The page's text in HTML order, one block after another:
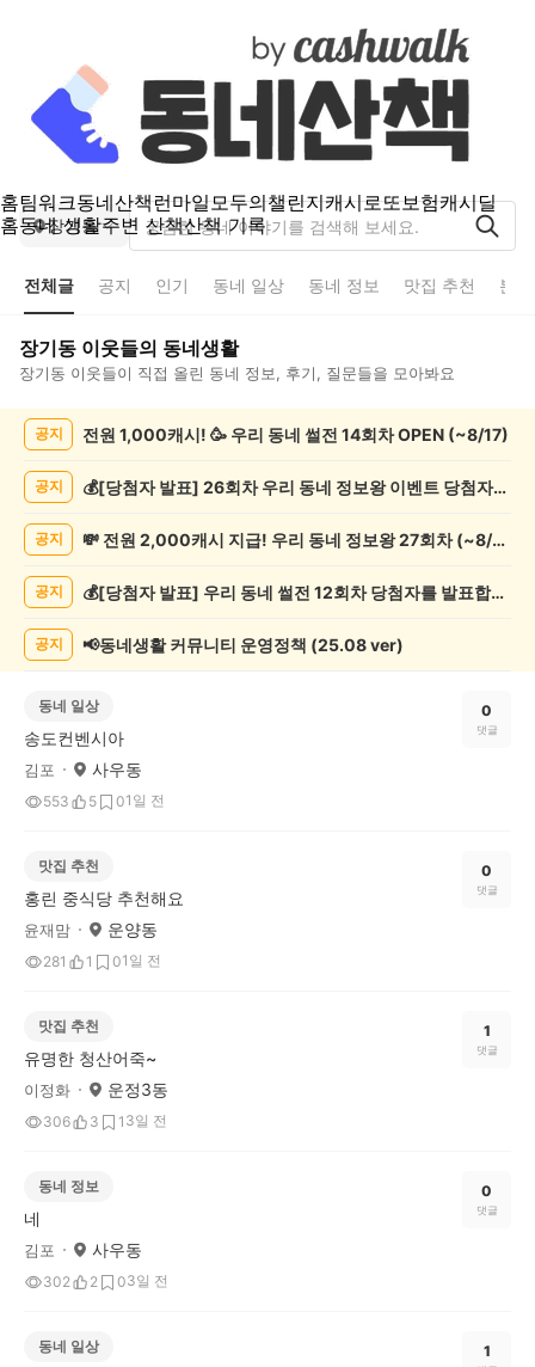
홈팀워크동네산책런마일모두의챌린지캐시로또보험캐시딜
홈동네 생활주변 산책산책 기록
장기동
전체글 공지 인기 동네 일상 동네 정보 맛집 추천 분
장기동 이웃들의 동네생활
장기동 이웃들이 직접 올린 동네 정보, 후기, 질문들을 모아봐요
공지 전원 1,000캐시! 🥳 우리 동네 썰전 14회차 OPEN (~8/17)
공지 💰[당첨자 발표] 26회차 우리 동네 정보왕 이벤트 당첨자를 발표합니다!
공지 💸 전원 2,000캐시 지급! 우리 동네 정보왕 27회차 (~8/10)
공지 💰[당첨자 발표] 우리 동네 썰전 12회차 당첨자를 발표합니다!
공지 📢동네생활 커뮤니티 운영정책 (25.08 ver)
동네 일상
송도컨벤시아
김포 사우동
553 5 01일 전
0
댓글
맛집 추천
홍린 중식당 추천해요
윤재맘 운양동
281 1 01일 전
0
댓글
맛집 추천
유명한 청산어죽~
이정화 운정3동
306 3 1 3일 전
1
댓글
동네 정보
네
김포 사우동
302 2 03일 전
0
댓글
동네 일상 1